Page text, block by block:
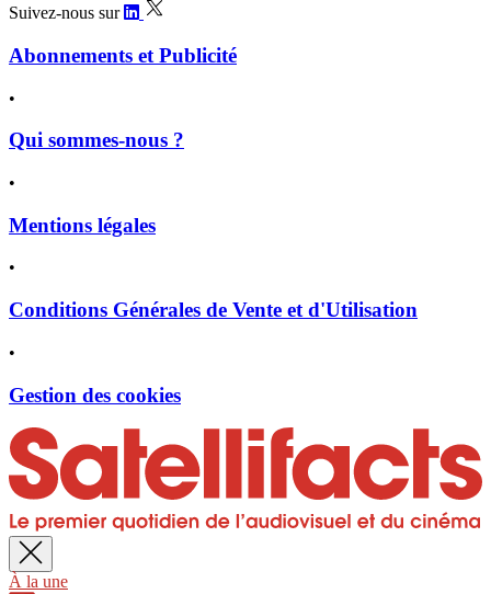
Suivez-nous sur
Abonnements et Publicité
•
Qui sommes-nous ?
•
Mentions légales
•
Conditions Générales de Vente et d'Utilisation
•
Gestion des cookies
À la une